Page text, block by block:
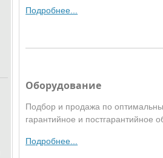
Подробнее...
Оборудование
Подбор и продажа по
гарантийное и постгарантийное
Подробнее...